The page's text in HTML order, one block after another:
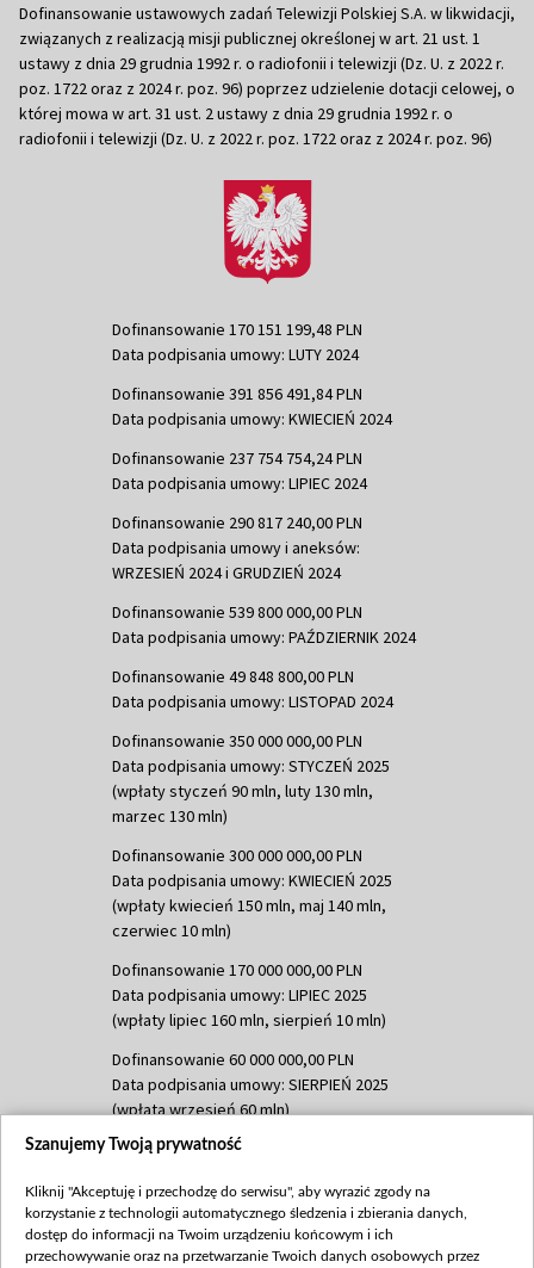
Dofinansowanie ustawowych zadań Telewizji Polskiej S.A. w likwidacji,
związanych z realizacją misji publicznej określonej w art. 21 ust. 1
ustawy z dnia 29 grudnia 1992 r. o radiofonii i telewizji (Dz. U. z 2022 r.
poz. 1722 oraz z 2024 r. poz. 96) poprzez udzielenie dotacji celowej, o
której mowa w art. 31 ust. 2 ustawy z dnia 29 grudnia 1992 r. o
radiofonii i telewizji (Dz. U. z 2022 r. poz. 1722 oraz z 2024 r. poz. 96)
Dofinansowanie 170 151 199,48 PLN
Data podpisania umowy: LUTY 2024
Dofinansowanie 391 856 491,84 PLN
Data podpisania umowy: KWIECIEŃ 2024
Dofinansowanie 237 754 754,24 PLN
Data podpisania umowy: LIPIEC 2024
Dofinansowanie 290 817 240,00 PLN
Data podpisania umowy i aneksów:
WRZESIEŃ 2024 i GRUDZIEŃ 2024
Dofinansowanie 539 800 000,00 PLN
Data podpisania umowy: PAŹDZIERNIK 2024
Dofinansowanie 49 848 800,00 PLN
Data podpisania umowy: LISTOPAD 2024
Dofinansowanie 350 000 000,00 PLN
Data podpisania umowy: STYCZEŃ 2025
(wpłaty styczeń 90 mln, luty 130 mln,
marzec 130 mln)
Dofinansowanie 300 000 000,00 PLN
Data podpisania umowy: KWIECIEŃ 2025
(wpłaty kwiecień 150 mln, maj 140 mln,
czerwiec 10 mln)
Dofinansowanie 170 000 000,00 PLN
Data podpisania umowy: LIPIEC 2025
(wpłaty lipiec 160 mln, sierpień 10 mln)
Dofinansowanie 60 000 000,00 PLN
Data podpisania umowy: SIERPIEŃ 2025
(wpłata wrzesień 60 mln)
Dofinansowanie 635 783 051,21 PLN
(wpłata wrzesień 100 mln, październik 350
mln, listopad 265 mln)
Dofinansowanie 48 862 000,00 PLN
Szanujemy Twoją prywatność
Kliknij "Akceptuję i przechodzę do serwisu", aby wyrazić zgody na
korzystanie z technologii automatycznego śledzenia i zbierania danych,
dostęp do informacji na Twoim urządzeniu końcowym i ich
przechowywanie oraz na przetwarzanie Twoich danych osobowych przez